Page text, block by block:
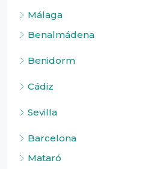
Málaga
Benalmádena
Benidorm
Cádiz
Sevilla
Barcelona
Mataró